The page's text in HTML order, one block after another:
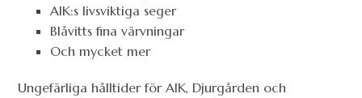
AIK:s livsviktiga seger
Blåvitts fina värvningar
Och mycket mer
Ungefärliga hålltider för AIK, Djurgården och